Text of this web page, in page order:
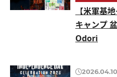
【米軍基
キャンプ
Odori
2026.04.10